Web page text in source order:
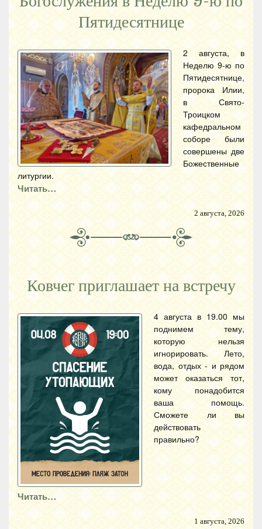
Пятидесятнице
2 августа, в
Неделю 9-ю по
Пятидесятнице,
пророка Илии,
в Свято-
Троицком
кафедральном
соборе были
совершены две
Божественные
литургии.
Читать…
2 августа, 2026
Ковчег приглашает на встречу
4 августа в 19.00 мы
поднимем тему,
которую нельзя
игнорировать. Лето,
вода, отдых - и рядом
может оказаться тот,
кому понадобится
ваша помощь.
Сможете ли вы
действовать
правильно?
Читать…
1 августа, 2026